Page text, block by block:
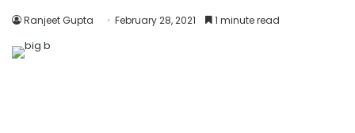
Ranjeet Gupta February 28, 2021 1 minute read